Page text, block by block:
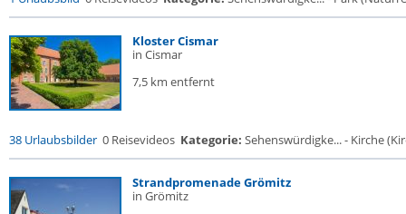
Kloster Cismar
in Cismar
7,5 km entfernt
38 Urlaubsbilder 0 Reisevideos Kategorie: Sehenswürdigke... - Kirche
Strandpromenade Grömitz
in Grömitz